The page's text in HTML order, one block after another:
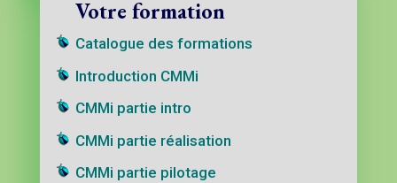
Votre formation
Catalogue des formations
Introduction CMMi
CMMi partie intro
CMMi partie réalisation
CMMi partie pilotage